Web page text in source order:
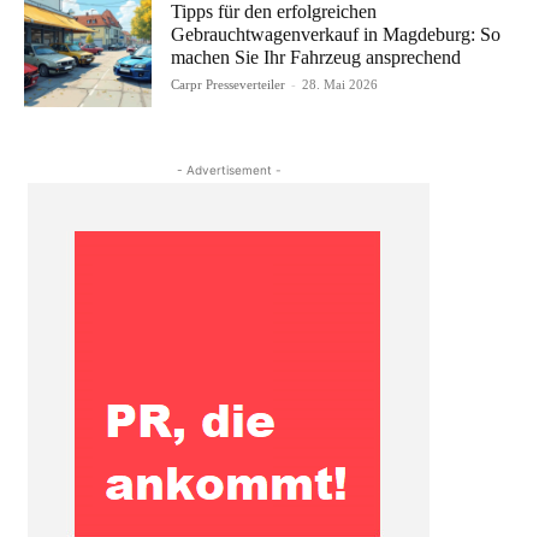
Tipps für den erfolgreichen
Gebrauchtwagenverkauf in Magdeburg: So
machen Sie Ihr Fahrzeug ansprechend
Carpr Presseverteiler - 28. Mai 2026
- Advertisement -